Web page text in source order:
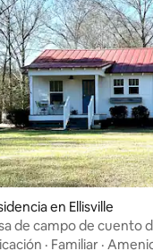
4.79 de 5; 291
en Ellisville
de campo de cuento
Hill | destacado en
· Familiar ·